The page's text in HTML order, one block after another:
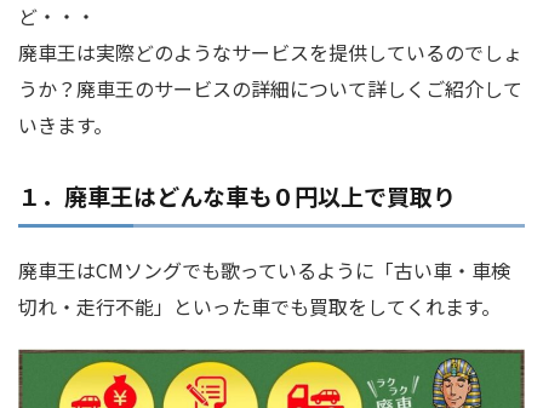
ど・・・
廃車王は実際どのようなサービスを提供しているのでしょ
うか？廃車王のサービスの詳細について詳しくご紹介して
いきます。
１．廃車王はどんな車も０円以上で買取り
廃車王はCMソングでも歌っているように「古い車・車検
切れ・走行不能」といった車でも買取をしてくれます。